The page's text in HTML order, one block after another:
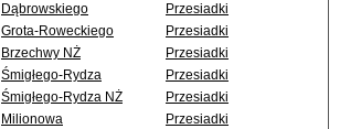
Dąbrowskiego
Przesiadki
Grota-Roweckiego
Przesiadki
Brzechwy NŻ
Przesiadki
Śmigłego-Rydza
Przesiadki
Śmigłego-Rydza NŻ
Przesiadki
Milionowa
Przesiadki